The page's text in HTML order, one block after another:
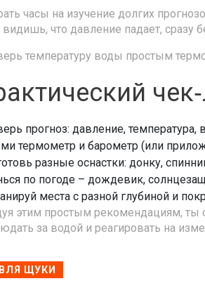
часы на изучение долгих
видишь, что давление падает, сразу
температуру воды простым
прогноз: давление, температура,
термометр и барометр (или
разные оснастки: донку,
по погоде – дождевик,
места с разной глубиной и
этим простым рекомендациям,
за водой и реагировать на
ЩУКИ